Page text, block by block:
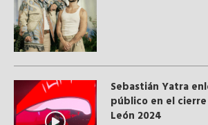
Sebastián Yatra
público en el
León 2024